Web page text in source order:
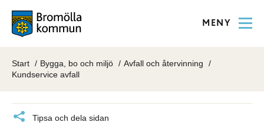
MENY
Start Bygga, bo och miljö
Avfall och återvinning
Kundservice avfall
Tipsa och dela sidan